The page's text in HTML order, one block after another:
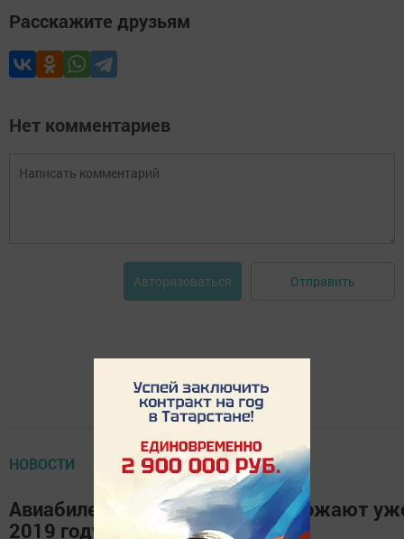
Расскажите друзьям
Нет комментариев
Авторизоваться Отправить
НОВОСТИ
Авиабилеты для россиян подорожают
2019 году